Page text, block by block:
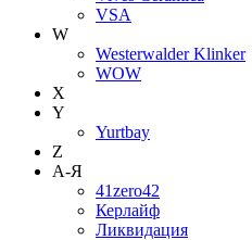
VSA
W
Westerwalder Klinker
WOW
X
Y
Yurtbay
Z
А-Я
41zero42
Керлайф
Ликвидация